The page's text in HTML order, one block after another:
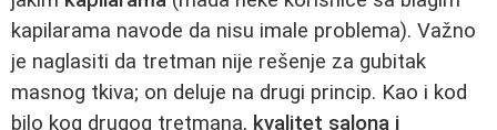
kapilarama navode da nisu imale problema). Važno
je naglasiti da tretman nije rešenje za gubitak
masnog tkiva; on deluje na drugi princip. Kao i kod
bilo kog drugog tretmana, kvalitet salona i